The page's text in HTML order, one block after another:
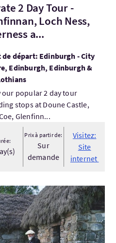
2 Day Tour -
Loch Ness,
a...
de départ: Edinburgh - City
Edinburgh, Edinburgh &
our popular 2 day tour
stops at Doune Castle,
Glenfinn...
Prix à partir de:
Sur
demande
Visitez:
Site
internet
Loch Ness & More